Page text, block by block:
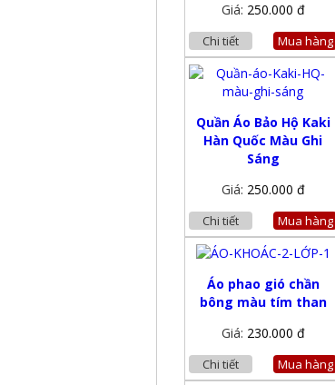
Giá: 250.000 đ
Chi tiết Mua hàng
Quần Áo Bảo Hộ Kaki
Hàn Quốc Màu Ghi
Sáng
Giá: 250.000 đ
Chi tiết Mua hàng
Áo phao gió chần
bông màu tím than
Giá: 230.000 đ
Chi tiết Mua hàng